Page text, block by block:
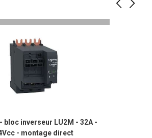
bloc inverseur LU2M - 32A -
- montage direct